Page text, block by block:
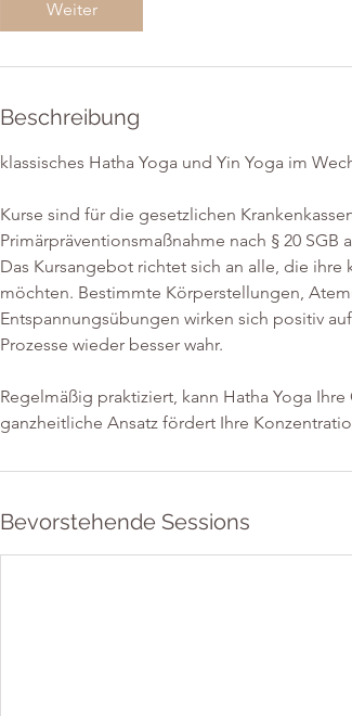
n
.
Weiter
Beschreibung
klassisches Hatha Yoga und Yin Yoga im
Kurse sind für die gesetzlichen
Primärpräventionsmaßnahme nach § 20 SGB
Das Kursangebot richtet sich an alle, die
möchten. Bestimmte Körperstellungen,
Entspannungsübungen wirken sich positiv
Prozesse wieder besser wahr.
Regelmäßig praktiziert, kann Hatha Yoga
ganzheitliche Ansatz fördert Ihre
Bevorstehende Sessions